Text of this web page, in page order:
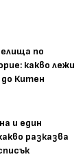
по
какво лежи
Китен
и един
разказва